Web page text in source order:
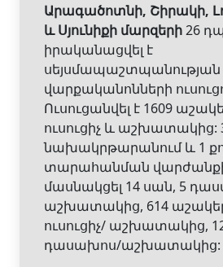
Արագածոտնի, Շիրակի,
և Սյունիքի մարզերի26
իրականացվել է
սեյսմապաշտպանության
վարքականոնների
Ուսուցանվել է 1609
ուսուցիչ և աշխատակից:
նախակրթարանում և 1
տարահանման
մասնակցել 14 սան, 5
աշխատակից, 614
ուսուցիչ/ աշխատակից,
դասախոս/աշխատակից: